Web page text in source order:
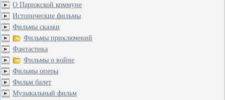
О Парижской коммуне
Исторические фильмы
Фильмы сказки
Фильмы приключений
Фантастика
Фильмы о войне
Фильмы оперы
Фильм балет
Музыкальный фильм